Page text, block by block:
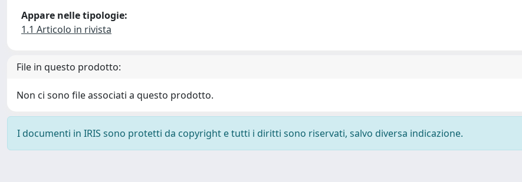
Appare nelle tipologie:
1.1 Articolo in rivista
File in questo prodotto:
Non ci sono file associati a questo prodotto.
I documenti in IRIS sono protetti da copyright e tutti i diritti sono riservati, salvo diversa indicazione.